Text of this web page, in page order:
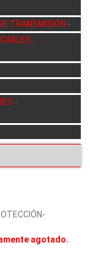
TRANSMISIÓN -
-
agotado.